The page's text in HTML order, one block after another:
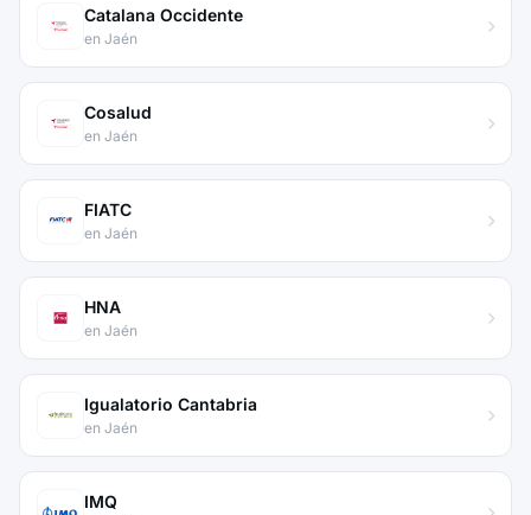
Catalana Occidente
en Jaén
Cosalud
en Jaén
FIATC
en Jaén
HNA
en Jaén
Igualatorio Cantabria
en Jaén
IMQ